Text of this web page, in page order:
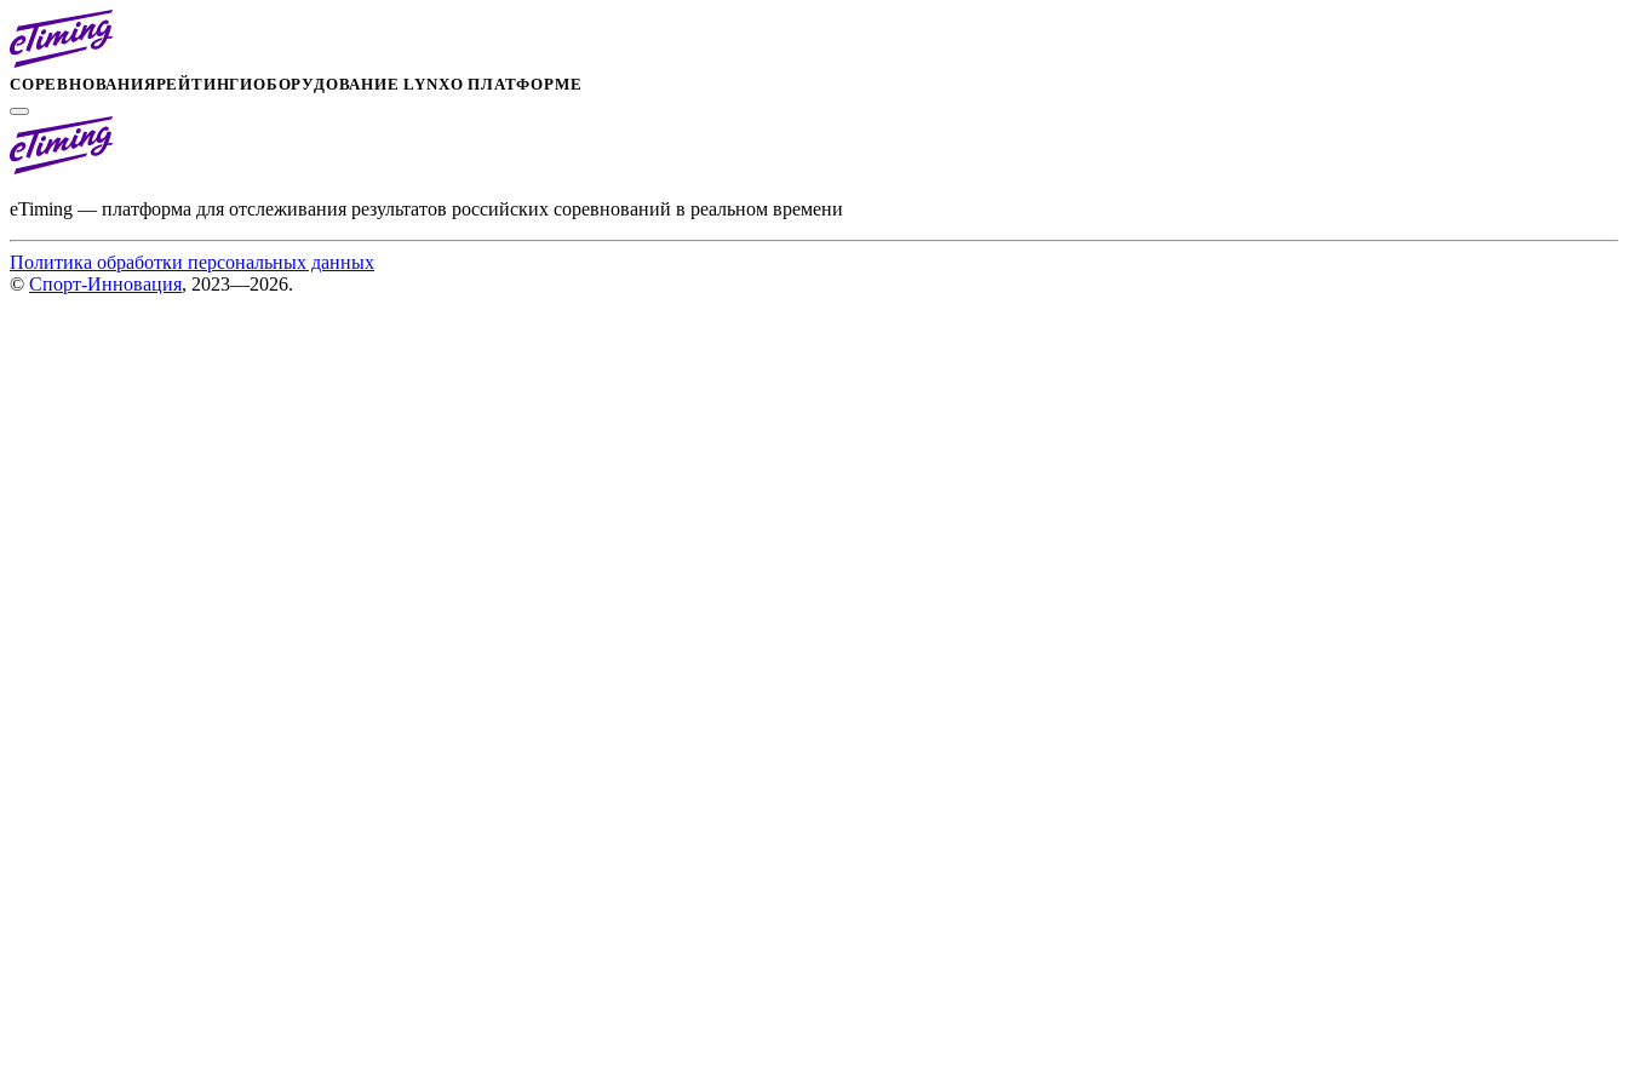
СОРЕВНОВАНИЯРЕЙТИНГИОБОРУДОВАНИЕ LYNXО ПЛАТФОРМЕ
eTiming — платформа для отслеживания результатов российских соревнований в реальном времени
Политика обработки персональных данных
© Спорт-Инновация, 2023—2026.